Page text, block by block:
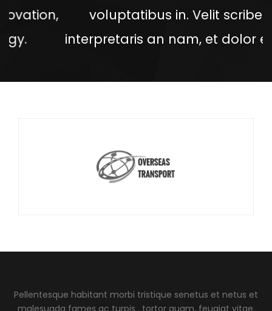
voluptatibus in. Velit scribentur
interpretaris an nam, et dolor eligendi.
Pellentesque habitant morbi tristique senetus et netus et
malesuada fames ac turpis . tortor quam, feugiat vitae.